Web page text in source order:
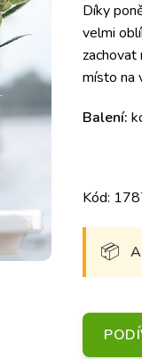
Díky
velmi
místo na
Balení:
Kód: